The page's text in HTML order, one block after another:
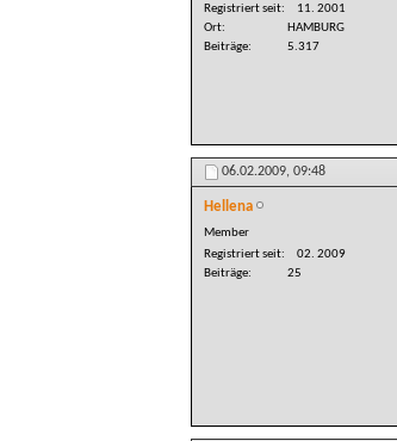
Registriert seit
11. 2001
Ort
HAMBURG
Beiträge
5.317
06.02.2009, 09:48
Hellena
Member
Registriert seit
02. 2009
Beiträge
25